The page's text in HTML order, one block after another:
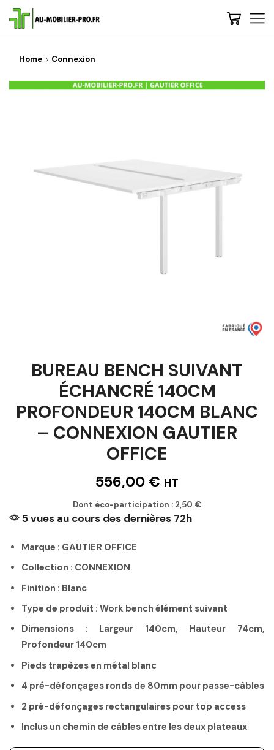
Home Connexion
BUREAU BENCH SUIVANT
ÉCHANCRÉ 140CM
PROFONDEUR 140CM BLANC
– CONNEXION GAUTIER
OFFICE
556,00 € HT
Dont éco-participation : 2,50 €
5 vues au cours des dernières 72h
Marque : GAUTIER OFFICE
Collection : CONNEXION
Finition : Blanc
Type de produit : Work bench élément suivant
Dimensions : Largeur 140cm, Hauteur 74cm,
Profondeur 140cm
Pieds trapèzes en métal blanc
4 pré-défonçages ronds de 80mm pour passe-câbles
2 pré-défonçages rectangulaires pour top access
Inclus un chemin de câbles entre les deux plateaux